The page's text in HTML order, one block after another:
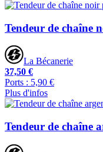
Tendeur de chaîne
La Bécanerie
37,50 €
Ports : 5,90 €
Plus d'infos
Tendeur de chaîne